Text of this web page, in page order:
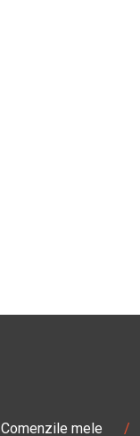
Comenzile mele /